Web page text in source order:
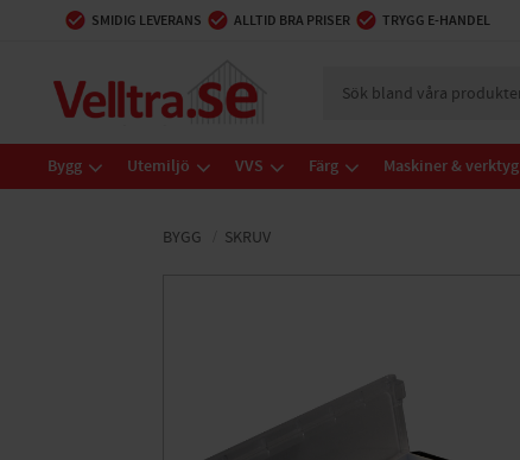
SMIDIG LEVERANS ALLTID BRA PRISER TRYGG E-HANDEL
Bygg Utemiljö VVS Färg Maskiner & verktyg
BYGG SKRUV